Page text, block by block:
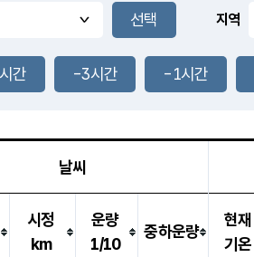
풍도
0.9m/s
지역
간 -3시간 -1시간
날씨
시정
km
운량
1/10
중하운량
현재
기온